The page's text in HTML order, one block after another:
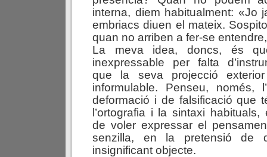
interna, diem habitualment: «Jo
embriacs diuen el mateix.
quan no arriben a fer-se
La meva idea, doncs, és
inexpressable per falta
que la seva projecció
informulable. Penseu, només,
deformació i de falsificació que
l’ortografia i la sintaxi
de voler expressar el
senzilla, en la pretensió de
insignificant objecte.